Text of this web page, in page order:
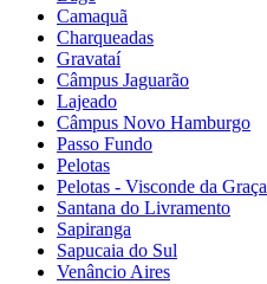
Camaquã
Charqueadas
Gravataí
Câmpus Jaguarão
Lajeado
Câmpus Novo Hamburgo
Passo Fundo
Pelotas
Pelotas - Visconde da Graça
Santana do Livramento
Sapiranga
Sapucaia do Sul
Venâncio Aires